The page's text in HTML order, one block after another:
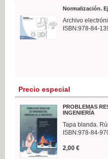
Normalización.
Archivo
ISBN:978-84-
Precio especial
PROBLEMAS
INGENIERÍA
Tapa blanda.
ISBN:978-84-
2,00 €